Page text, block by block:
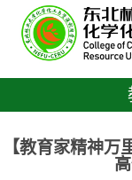
【教育家精神